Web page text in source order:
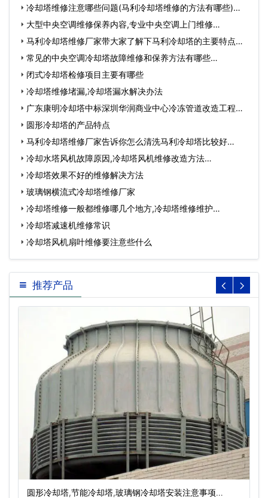
冷却塔维修注意哪些问题(马利冷却塔维修的方法有哪些)…
大型中央空调维修保养内容,专业中央空调上门维修…
马利冷却塔维修厂家带大家了解下马利冷却塔的主要特点有
哪…常见的中央空调冷却塔故障维修和保养方法有哪些…
闭式冷却塔检修项目主要有哪些
冷却塔维修堵漏,冷却塔漏水解决办法
广东康明冷却塔中标深圳华润商业中心冷冻管道改造工程…
圆形冷却塔的产品特点
马利冷却塔维修厂家告诉你怎么清洗马利冷却塔比较好…
冷却水塔风机故障原因,冷却塔风机维修改造方法…
冷却塔效果不好的维修解决方法
玻璃钢横流式冷却塔维修厂家
冷却塔维修一般都维修哪几个地方,冷却塔维修维护…
冷却塔减速机维修常识
冷却塔风机扇叶维修要注意些什么
推荐产品
圆形冷却塔,节能冷却塔,玻璃钢冷却塔安装注意事项…